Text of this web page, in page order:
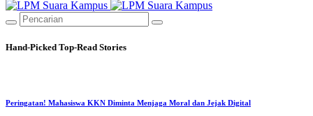
Hand-Picked Top-Read Stories
Peringatan! Mahasiswa KKN Diminta Menjaga Moral dan Jejak Digital